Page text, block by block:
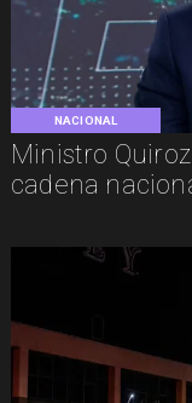
NACIONAL
Ministro
cadena